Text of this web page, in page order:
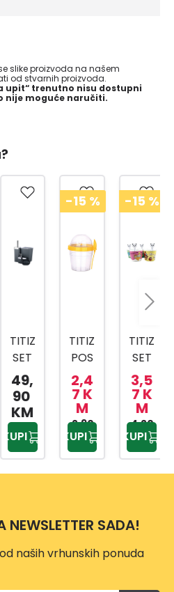
slike proizvoda na našem
od stvarnih proizvoda.
upit“ trenutno nisu dostupni
nije moguće naručiti.
TITIZ
SET
ZA
KUPA
TILO
PRIW
EX
TP-
557
49,
90
KM
KUPI
-15%
TITIZ
POS
UDA
ZA
BEBI
HRA
NU
500
ML
2,4
7 K
M
2,90
KM
KUPI
-15%
TITIZ
SET
ZA
SLAD
OLED
AP-
9425
3,5
7 K
M
4,20
KM
KUPI
NEWSLETTER SADA!
naših vrhunskih ponuda